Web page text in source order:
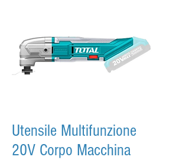
Utensile Multifunzione
20V Corpo Macchina